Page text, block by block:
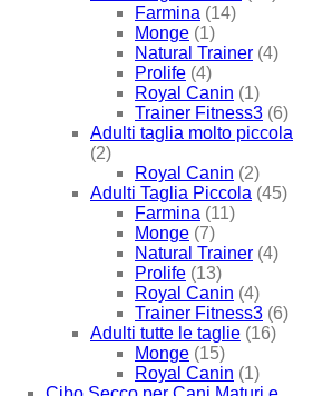
Farmina (14)
Monge (1)
Natural Trainer (4)
Prolife (4)
Royal Canin (1)
Trainer Fitness3 (6)
Adulti taglia molto piccola
(2)
Royal Canin (2)
Adulti Taglia Piccola (45)
Farmina (11)
Monge (7)
Natural Trainer (4)
Prolife (13)
Royal Canin (4)
Trainer Fitness3 (6)
Adulti tutte le taglie (16)
Monge (15)
Royal Canin (1)